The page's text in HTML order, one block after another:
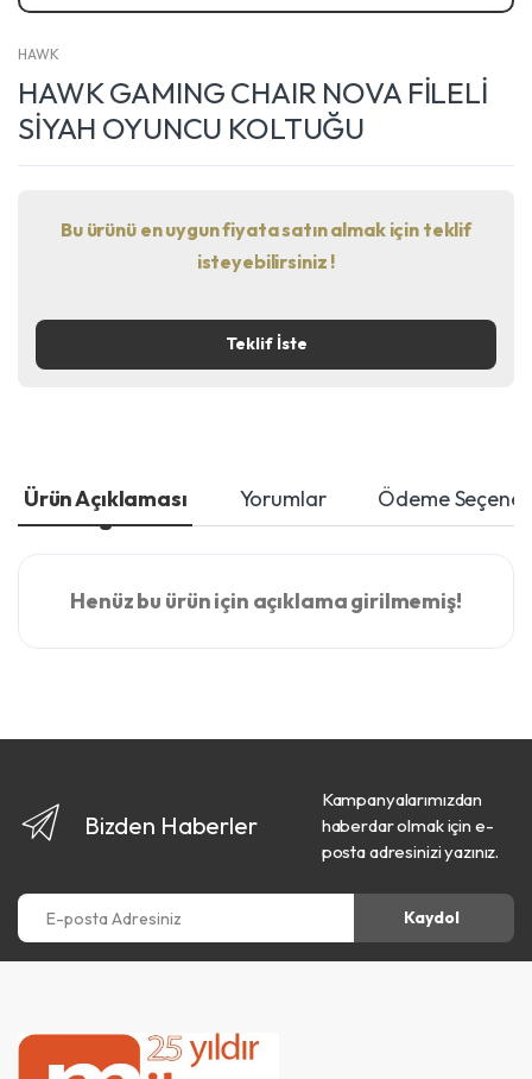
HAWK
HAWK GAMING CHAIR NOVA FİLELİ
SİYAH OYUNCU KOLTUĞU
Bu ürünü en uygun fiyata satın almak için teklif
isteyebilirsiniz !
Teklif İste
Ürün Açıklaması Yorumlar Ödeme
Henüz bu ürün için açıklama girilmemiş!
Bizden Haberler
Kampanyalarımızdan
haberdar olmak için e-
posta adresinizi yazınız.
E-posta Adresiniz
Kaydol